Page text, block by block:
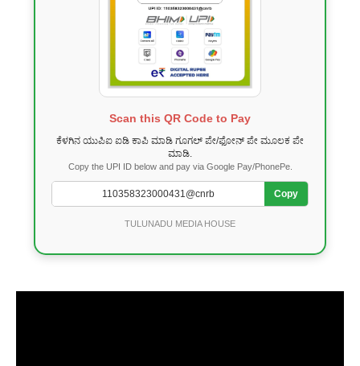
Scan this QR Code to Pay
ಕೆಳಗಿನ ಯುಪಿಐ ಐಡಿ ಕಾಪಿ ಮಾಡಿ ಗೂಗಲ್ ಪೇ/ಫೋನ್ ಪೇ ಮೂಲಕ ಪೇ
ಮಾಡಿ.
Copy the UPI ID below and pay via Google Pay/PhonePe.
Copy
TULUNADU MEDIA HOUSE